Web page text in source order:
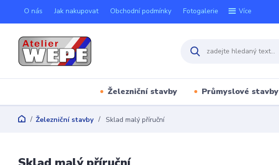
O nás Jak nakupovat Obchodní podmínky Fotogalerie Více
Železniční stavby Průmyslové stavby
Železniční stavby Sklad malý příruční